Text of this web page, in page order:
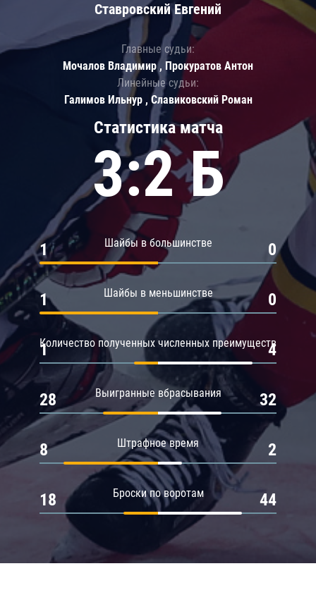
Статистика матча
3:2 Б
Шайбы в большинстве
1 0
Шайбы в меньшинстве
1 0
Количество полученных численных преимуществ
1 4
Выигранные вбрасывания
28 32
Штрафное время
8 2
Броски по воротам
18 44
Ставровский Евгений
Главные судьи:
Мочалов Владимир , Прокуратов Антон
Линейные судьи:
Галимов Ильнур , Славиковский Роман